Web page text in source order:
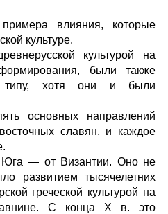
влияния, которые
культуре.
культурой на
были также
типу, хотя они и были
основных направлений
славян, и каждое
— от Византии. Оно не
развитием тысячелетних
греческой культурой на
С конца Х в. это